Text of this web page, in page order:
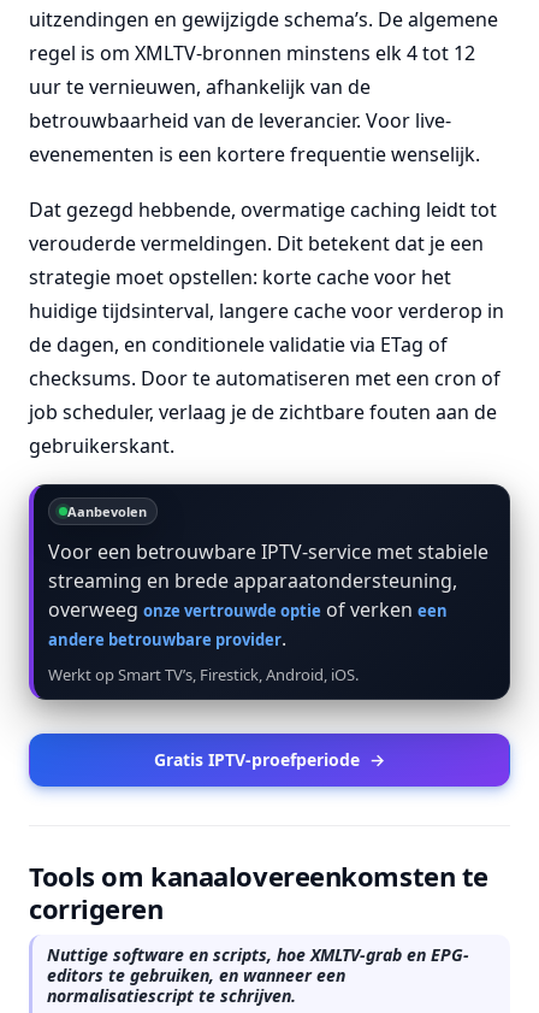
uitzendingen en gewijzigde schema’s. De algemene
regel is om XMLTV-bronnen minstens elk 4 tot 12
uur te vernieuwen, afhankelijk van de
betrouwbaarheid van de leverancier. Voor live-
evenementen is een kortere frequentie wenselijk.
Dat gezegd hebbende, overmatige caching leidt tot
verouderde vermeldingen. Dit betekent dat je een
strategie moet opstellen: korte cache voor het
huidige tijdsinterval, langere cache voor verderop in
de dagen, en conditionele validatie via ETag of
checksums. Door te automatiseren met een cron of
job scheduler, verlaag je de zichtbare fouten aan de
gebruikerskant.
Aanbevolen
Voor een betrouwbare IPTV-service met stabiele
streaming en brede apparaatondersteuning,
overweeg onze vertrouwde optie of verken een
andere betrouwbare provider.
Werkt op Smart TV’s, Firestick, Android, iOS.
Gratis IPTV-proefperiode →
Tools om kanaalovereenkomsten te
corrigeren
Nuttige software en scripts, hoe XMLTV-grab en EPG-
editors te gebruiken, en wanneer een
normalisatiescript te schrijven.